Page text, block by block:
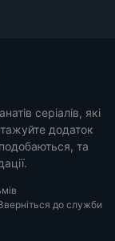
серіалів, які
додаток
та
до служби